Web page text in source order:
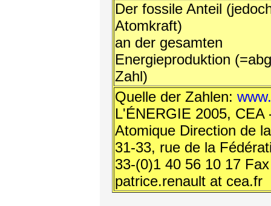
Der fossile Anteil
Atomkraft)
an der gesamten
Energieproduktion
Zahl)
Quelle der Zahlen:
L'ÉNERGIE 2005,
Atomique Direction de
31-33, rue de la
33-(0)1 40 56 10 17
patrice.renault at cea.fr